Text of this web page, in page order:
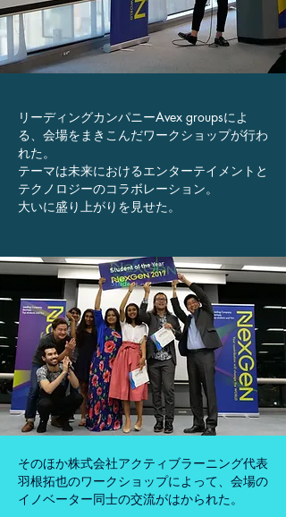
リーディングカンパニーAvex groupsによ
る、会場をまきこんだワークショップが行わ
れた。
テーマは未来におけるエンターテイメントと
テクノロジーのコラボレーション。
大いに盛り上がりを見せた。
そのほか株式会社アクティブラーニング代表
羽根拓也のワークショップによって、会場の
イノベーター同士の交流がはかられた。